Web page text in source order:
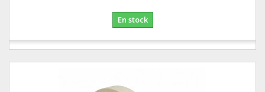
En stock